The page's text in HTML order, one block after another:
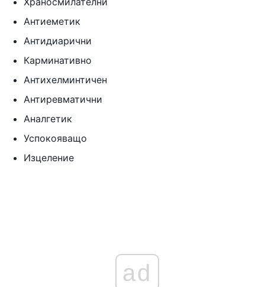
Антиеметик
Антидиарични
Карминативно
Антихелминтичен
Антиревматични
Аналгетик
Успокояващо
Изцеление
ad